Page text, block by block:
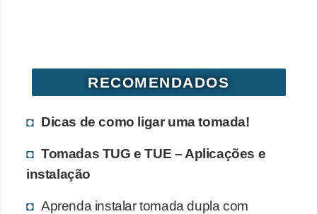
RECOMENDADOS
Dicas de como ligar uma tomada!
Tomadas TUG e TUE – Aplicações e
instalação
Aprenda instalar tomada dupla com